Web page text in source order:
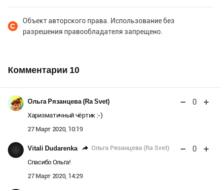
Объект авторского права. Использование без
разрешения правообладателя запрещено.
Комментарии 10
Ольга Рязанцева (Ra Svet) 0
Харизматичный чёртик :-)
27 Март 2020, 10:19
Vitali Dudarenka Ольга Рязанцева (Ra Svet) 0
Спасибо Ольга!
27 Март 2020, 14:29